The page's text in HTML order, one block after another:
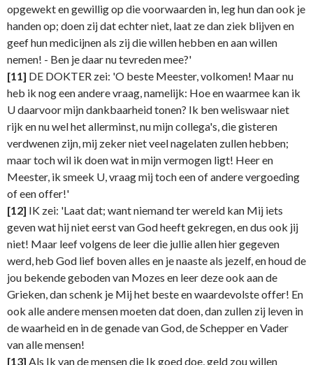
opgewekt en gewillig op die voorwaarden in, leg hun dan ook je
handen op; doen zij dat echter niet, laat ze dan ziek blijven en
geef hun medicijnen als zij die willen hebben en aan willen
nemen! - Ben je daar nu tevreden mee?'
[11] DE DOKTER zei: 'O beste Meester, volkomen! Maar nu
heb ik nog een andere vraag, namelijk: Hoe en waarmee kan ik
U daarvoor mijn dankbaarheid tonen? Ik ben weliswaar niet
rijk en nu wel het allerminst, nu mijn collega's, die gisteren
verdwenen zijn, mij zeker niet veel nagelaten zullen hebben;
maar toch wil ik doen wat in mijn vermogen ligt! Heer en
Meester, ik smeek U, vraag mij toch een of andere vergoeding
of een offer!'
[12] IK zei: 'Laat dat; want niemand ter wereld kan Mij iets
geven wat hij niet eerst van God heeft gekregen, en dus ook jij
niet! Maar leef volgens de leer die jullie allen hier gegeven
werd, heb God lief boven alles en je naaste als jezelf, en houd de
jou bekende geboden van Mozes en leer deze ook aan de
Grieken, dan schenk je Mij het beste en waardevolste offer! En
ook alle andere mensen moeten dat doen, dan zullen zij leven in
de waarheid en in de genade van God, de Schepper en Vader
van alle mensen!
[13] Als Ik van de mensen die Ik goed doe, geld zou willen